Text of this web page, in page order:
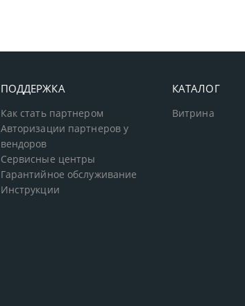
ПОДДЕРЖКА
Как стать партнером
Авторизации партнеров у
вендоров
Сервисные центры
Гарантийное обслуживание
Инструкции
КАТАЛОГ
Витрина